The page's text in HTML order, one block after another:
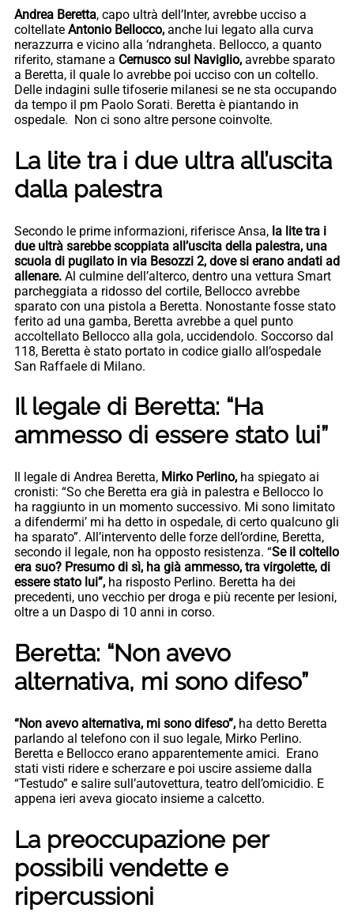
Andrea Beretta, capo ultrà dell’Inter, avrebbe ucciso a
coltellate Antonio Bellocco, anche lui legato alla curva
nerazzurra e vicino alla ‘ndrangheta. Bellocco, a quanto
riferito, stamane a Cernusco sul Naviglio, avrebbe sparato
a Beretta, il quale lo avrebbe poi ucciso con un coltello.
Delle indagini sulle tifoserie milanesi se ne sta occupando
da tempo il pm Paolo Sorati. Beretta è piantando in
ospedale. Non ci sono altre persone coinvolte.
La lite tra i due ultra all’uscita
dalla palestra
Secondo le prime informazioni, riferisce Ansa, la lite tra i
due ultrà sarebbe scoppiata all’uscita della palestra, una
scuola di pugilato in via Besozzi 2, dove si erano andati ad
allenare. Al culmine dell’alterco, dentro una vettura Smart
parcheggiata a ridosso del cortile, Bellocco avrebbe
sparato con una pistola a Beretta. Nonostante fosse stato
ferito ad una gamba, Beretta avrebbe a quel punto
accoltellato Bellocco alla gola, uccidendolo. Soccorso dal
118, Beretta è stato portato in codice giallo all’ospedale
San Raffaele di Milano.
Il legale di Beretta: “Ha
ammesso di essere stato lui”
Il legale di Andrea Beretta, Mirko Perlino, ha spiegato ai
cronisti: “So che Beretta era già in palestra e Bellocco lo
ha raggiunto in un momento successivo. Mi sono limitato
a difendermi’ mi ha detto in ospedale, di certo qualcuno gli
ha sparato”. All’intervento delle forze dell’ordine, Beretta,
secondo il legale, non ha opposto resistenza. “Se il coltello
era suo? Presumo di sì, ha già ammesso, tra virgolette, di
essere stato lui”, ha risposto Perlino. Beretta ha dei
precedenti, uno vecchio per droga e più recente per lesioni,
oltre a un Daspo di 10 anni in corso.
Beretta: “Non avevo
alternativa, mi sono difeso”
“Non avevo alternativa, mi sono difeso”, ha detto Beretta
parlando al telefono con il suo legale, Mirko Perlino.
Beretta e Bellocco erano apparentemente amici. Erano
stati visti ridere e scherzare e poi uscire assieme dalla
“Testudo” e salire sull’autovettura, teatro dell’omicidio. E
appena ieri aveva giocato insieme a calcetto.
La preoccupazione per
possibili vendette e
ripercussioni